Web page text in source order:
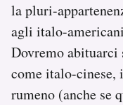
la pluri-
agli italo-
Dovremo abituarci
come italo-
rumeno (anche se